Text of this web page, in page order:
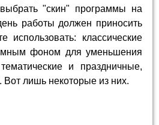
"скин" программы на
работы должен приносить
использовать: классические
фоном для уменьшения
и праздничные,
лишь некоторые из них.